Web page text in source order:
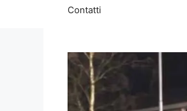
Contatti